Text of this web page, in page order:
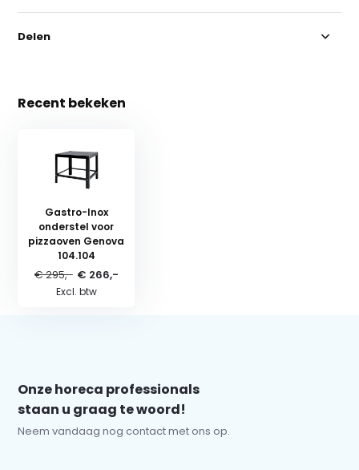
Delen
Recent bekeken
Gastro-Inox
onderstel voor
pizzaoven Genova
104.104
€ 295,- € 266,-
Excl. btw
Onze horeca professionals
staan u graag te woord!
Neem vandaag nog contact met ons op.